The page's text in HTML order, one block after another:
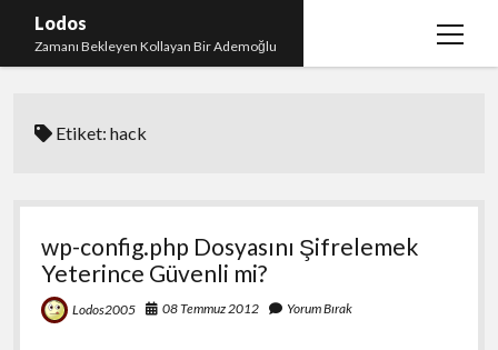
Lodos
Zamanı Bekleyen Kollayan Bir Ademoğlu
menüyü
test
Etiket:hack
wp-config.php Dosyasını Şifrelemek
Yeterince Güvenli mi?
Lodos2005 08 Temmuz 2012 Yorum Bırak